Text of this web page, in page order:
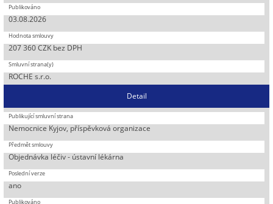
03.08.2026
207 360 CZK bez DPH
ROCHE s.r.o.
Detail
Nemocnice Kyjov, příspěvková organizace
Objednávka léčiv - ústavní lékárna
ano